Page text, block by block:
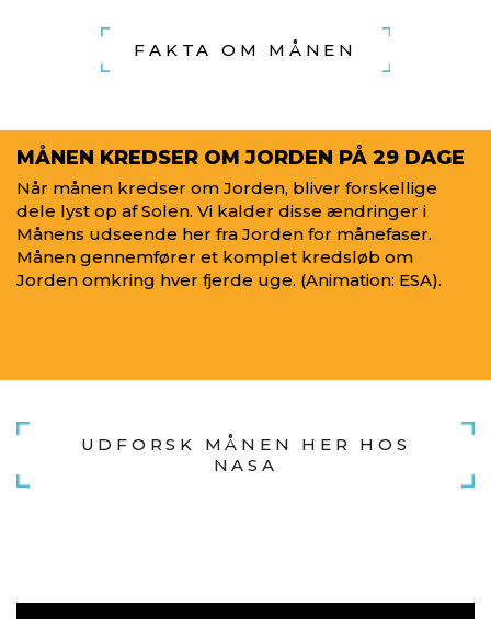
FAKTA OM MÅNEN
MÅNEN KREDSER OM JORDEN PÅ 29 DAGE
Når månen kredser om Jorden, bliver forskellige
dele lyst op af Solen. Vi kalder disse ændringer i
Månens udseende her fra Jorden for månefaser.
Månen gennemfører et komplet kredsløb om
Jorden omkring hver fjerde uge. (Animation: ESA).
UDFORSK MÅNEN HER HOS
NASA